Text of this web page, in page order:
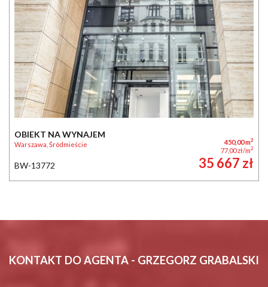
OBIEKT NA WYNAJEM
Warszawa, Śródmieście 450,00 m2
77,00 zł/m2
BW-13772 35 667 zł
KONTAKT DO AGENTA - GRZEGORZ GRABALSKI